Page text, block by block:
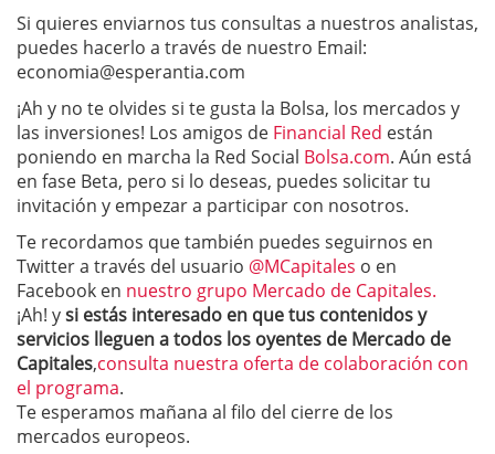
Si quieres enviarnos tus consultas a nuestros analistas,
puedes hacerlo a través de nuestro Email:
economia@esperantia.com
¡Ah y no te olvides si te gusta la Bolsa, los mercados y
las inversiones! Los amigos de Financial Red están
poniendo en marcha la Red Social Bolsa.com. Aún está
en fase Beta, pero si lo deseas, puedes solicitar tu
invitación y empezar a participar con nosotros.
Te recordamos que también puedes seguirnos en
Twitter a través del usuario @MCapitales o en
Facebook en nuestro grupo Mercado de Capitales.
¡Ah! ysi estás interesado en que tus contenidos y
servicios lleguen a todos los oyentes de Mercado de
Capitales,consulta nuestra oferta de colaboración con
el programa.
Te esperamos mañana al filo del cierre de los
mercados europeos.